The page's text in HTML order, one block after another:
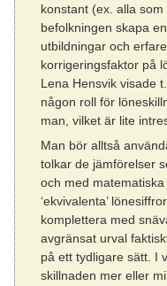
konstant (ex. alla
befolkningen skapa
utbildningar och
korrigeringsfaktor på
Lena Hensvik visade
någon roll för
man, vilket är lite
Man bör alltså
tolkar de jämförelser
och med
‘ekvivalenta’
komplettera med
avgränsat urval
på ett tydligare sätt. I
skillnaden mer eller